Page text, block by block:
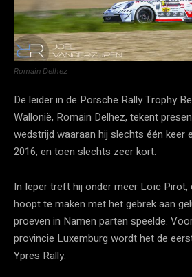
Romain Delhez
De leider in de Porsche Rally Trophy
Wallonië, Romain Delhez, tekent
wedstrijd waaraan hij slechts één keer
2016, en toen slechts zeer kort.
In Ieper treft hij onder meer Loïc
hoopt te maken met het gebrek aan
proeven in Namen parten speelde.
provincie Luxemburg wordt het de
Ypres Rally.